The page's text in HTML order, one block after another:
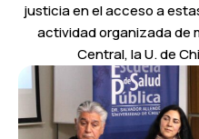
justicia en el acceso a
actividad organizada de
Central, la U. de